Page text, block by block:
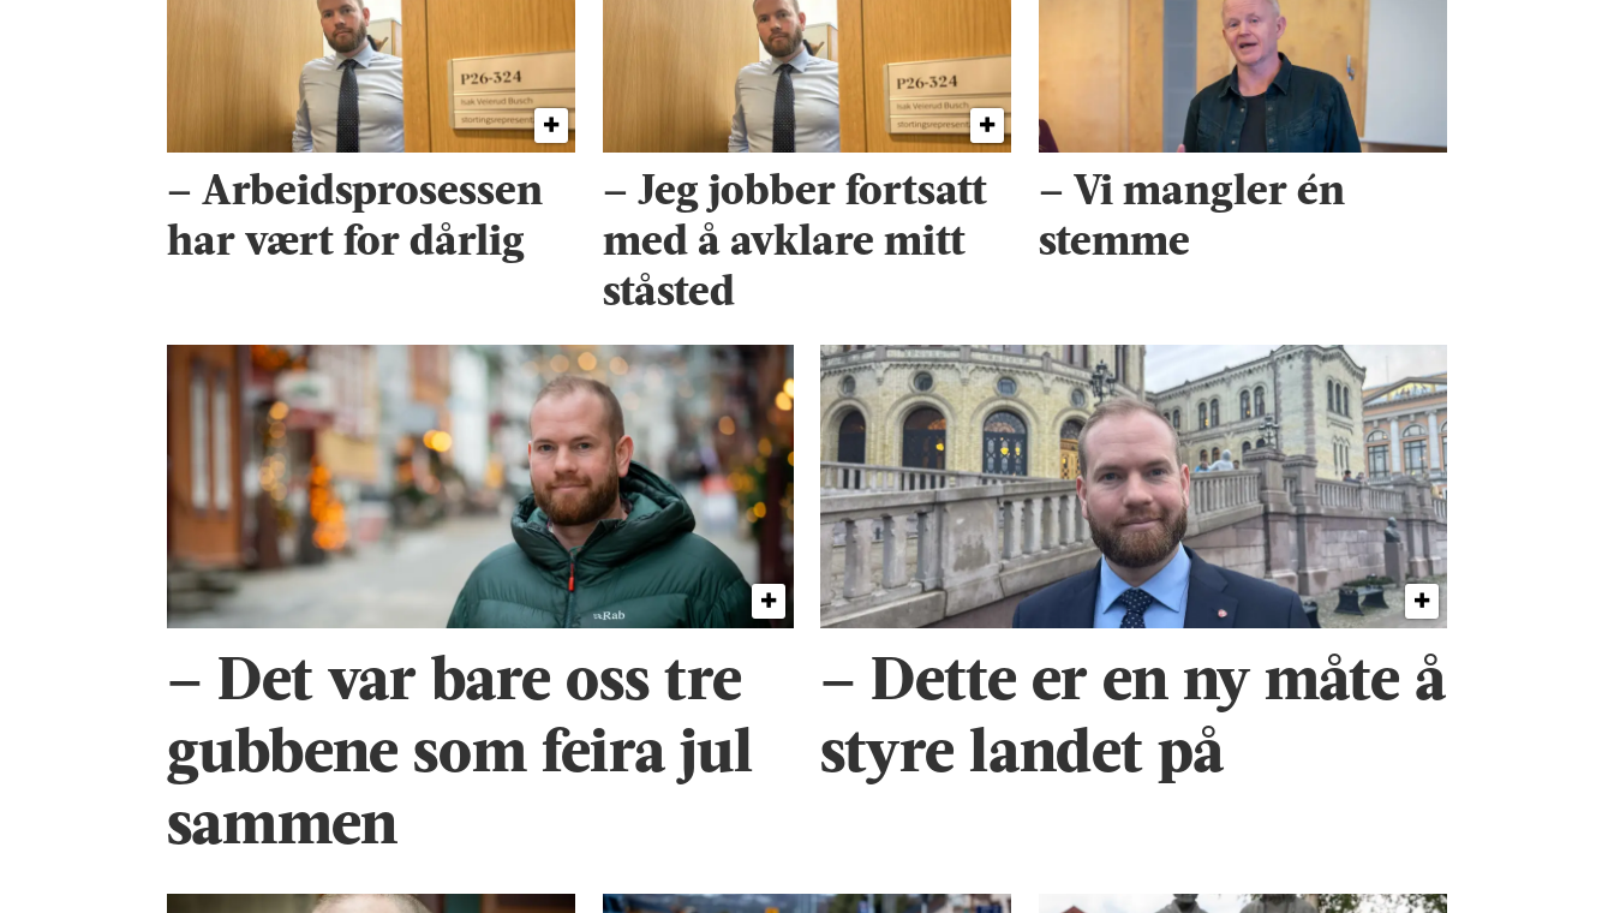
– Arbeids­prosessen
har vært for dårlig
– Jeg jobber fortsatt
med å avklare mitt
ståsted
– Vi mangler én
stemme
– Det var bare oss tre
gubbene som feira jul
sammen
– Dette er en ny måte å
styre landet på